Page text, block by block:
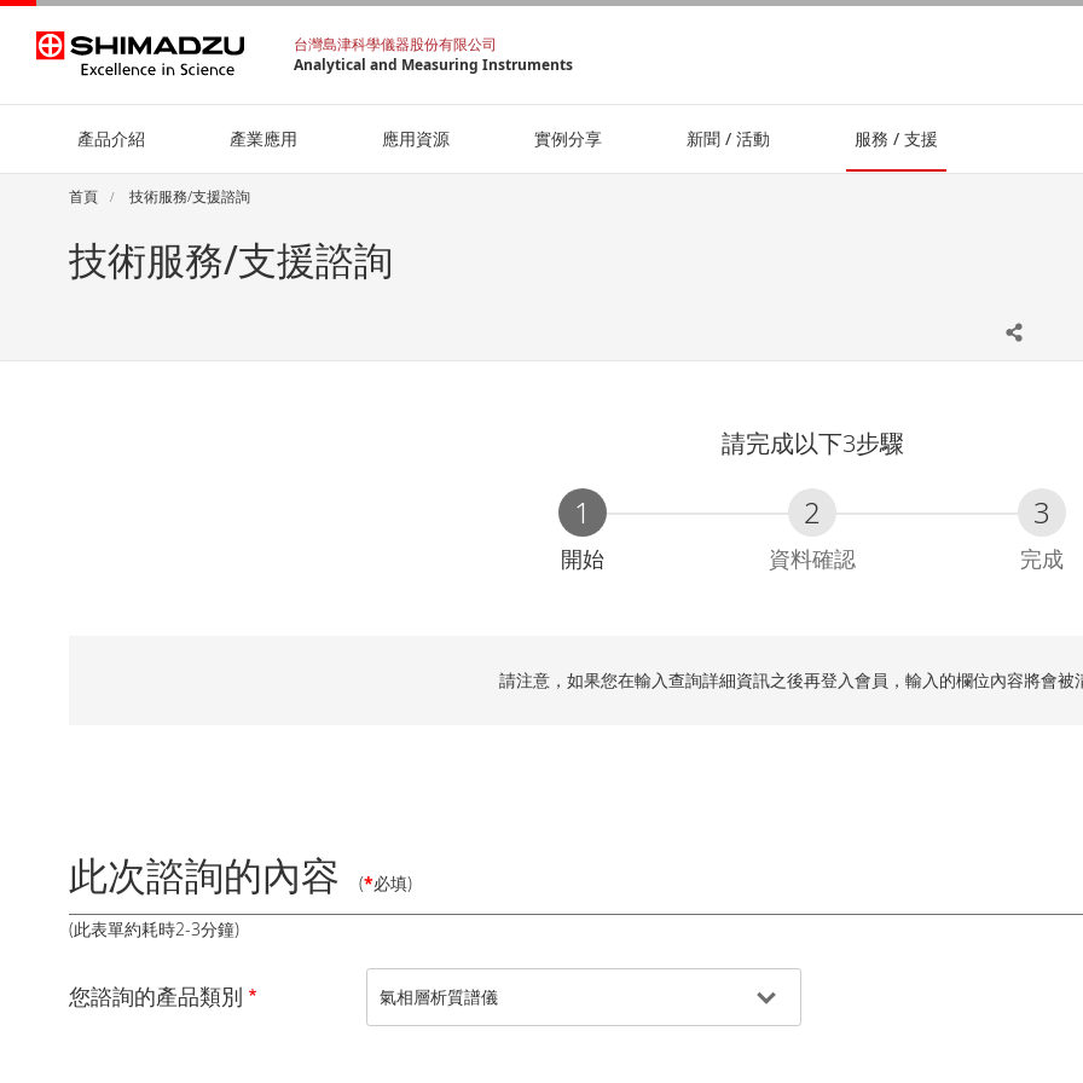
台灣島津科學儀器股份有限公司
Analytical and Measuring Instruments
產品介紹 產業應用 應用資源 實例分享 新聞 / 活動 服務 / 支援
首頁 技術服務/支援諮詢
技術服務/支援諮詢
請完成以下3步驟
1
C
e
開始
2
資料確認
3
完成
請注意，如果您在輸入查詢詳細資訊之後再登入會員，輸入的欄位內容將會被
此次諮詢的內容 (*必填)
(此表單約耗時2-3分鐘)
您諮詢的產品類別